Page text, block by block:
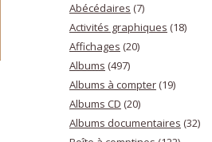
Abécédaires (7)
Activités graphiques (18)
Affichages (20)
Albums (497)
Albums à compter (19)
Albums CD (20)
Albums documentaires (32)